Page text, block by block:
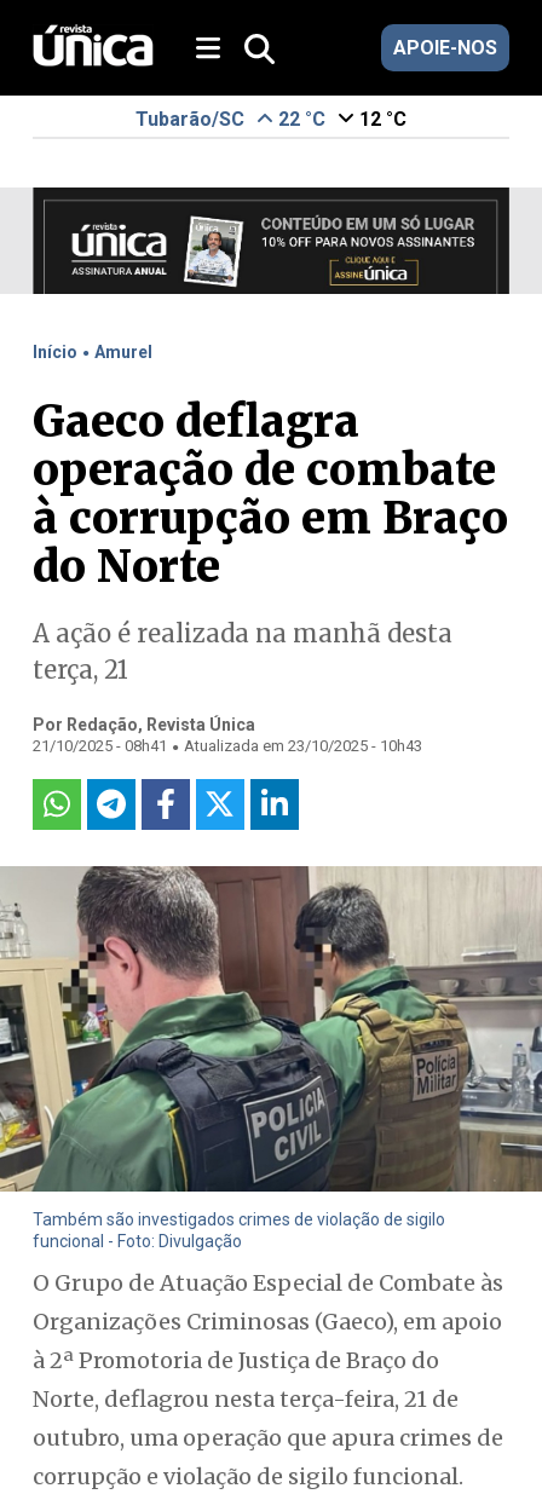
APOIE-NOS
Tubarão/SC 22 °C 12 °C
Início . Amurel
Gaeco deflagra
operação de combate
à corrupção em Braço
do Norte
A ação é realizada na manhã desta
terça, 21
Por Redação, Revista Única
21/10/2025 - 08h41 . Atualizada em 23/10/2025 - 10h43
Também são investigados crimes de violação de sigilo
funcional - Foto: Divulgação
O Grupo de Atuação Especial de Combate às
Organizações Criminosas (Gaeco), em apoio
à 2ª Promotoria de Justiça de Braço do
Norte, deflagrou nesta terça-feira, 21 de
outubro, uma operação que apura crimes de
corrupção e violação de sigilo funcional.